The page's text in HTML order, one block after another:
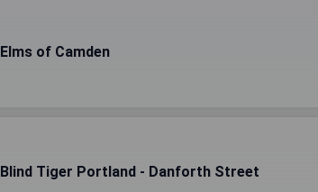
Elms of Camden
Blind Tiger Portland - Danforth Street